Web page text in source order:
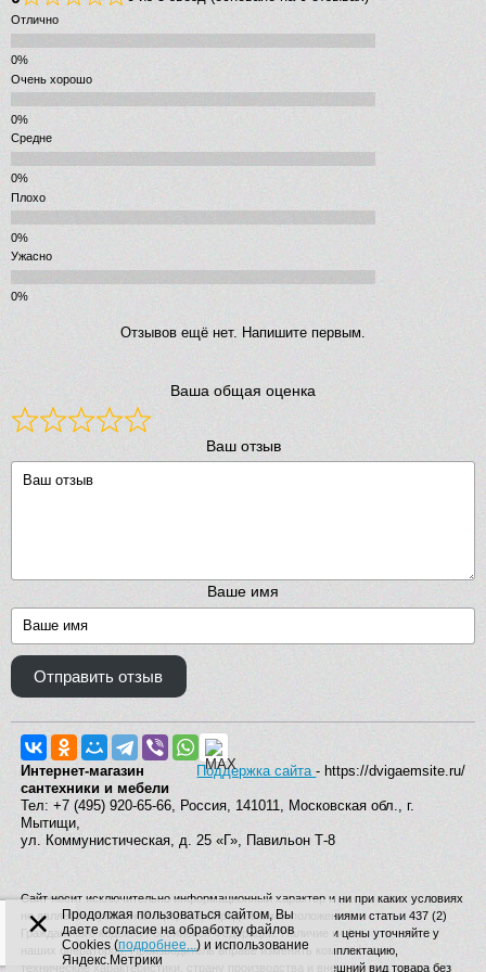
Отлично
Очень хорошо
Средне
Плохо
Ужасно
Отзывов ещё нет. Напишите первым.
Ваша общая оценка
Ваш отзыв
Ваше имя
Отправить отзыв
Поддержка сайта- https://dvigaemsite.ru/
Интернет-магазин
сантехники и мебели
Тел: +7 (495) 920-65-66, Россия, 141011, Московская обл., г.
Мытищи,
ул. Коммунистическая, д. 25 «Г», Павильон Т-8
Сайт носит исключительно информационный характер и ни при каких условиях
не является публичной офертой, определяемой положениями статьи 437 (2)
Гражданского кодекса Российской Федерации. Наличие и цены уточняйте у
наших операторов. Производитель вправе изменять комплектацию,
технические характеристики, страну производства и внешний вид товара без
×
Продолжая пользоваться сайтом, Вы
даете согласие на обработку файлов
Cookies (подробнее...) и использование
Яндекс.Метрики